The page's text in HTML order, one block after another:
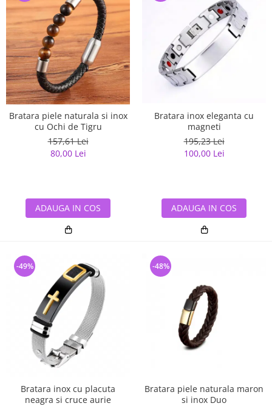
Bratara piele naturala si inox
cu Ochi de Tigru
157,61 Lei
80,00 Lei
ADAUGA IN COS
Bratara inox eleganta cu
magneti
195,23 Lei
100,00 Lei
ADAUGA IN COS
Bratara inox cu placuta
neagra si cruce aurie
-49%
Bratara piele naturala maron
si inox Duo
-48%